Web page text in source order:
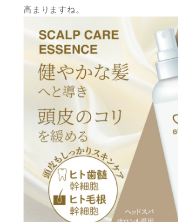
高まりますね。